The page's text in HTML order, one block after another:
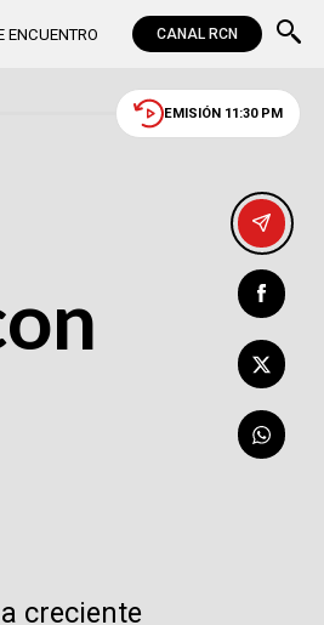
ENCUENTRO CANAL RCN
EMISIÓN 11:30 PM
creciente